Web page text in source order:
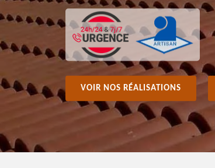
VOIR NOS RÉALISATIONS